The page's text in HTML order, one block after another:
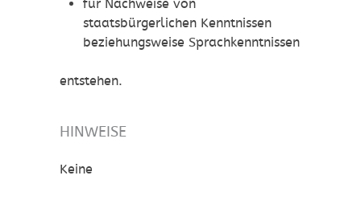
für Nachweise von
staatsbürgerlichen Kenntnissen
beziehungsweise Sprachkenntnissen
entstehen.
HINWEISE
Keine